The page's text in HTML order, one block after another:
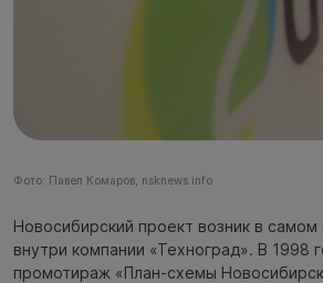
Фото: Павел Комаров, nsknews.info
Новосибирский проект возник в
внутри компании «Техноград». В 1998
промотираж «План-схемы